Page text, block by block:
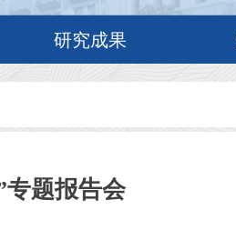
研究成果
专题报告会